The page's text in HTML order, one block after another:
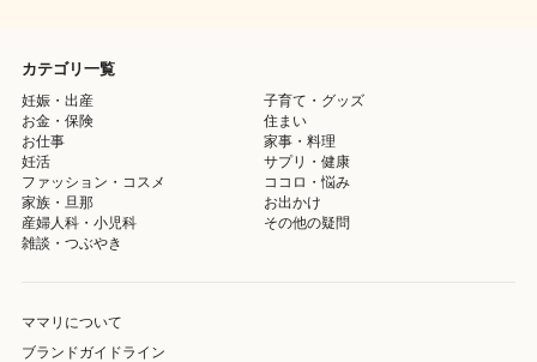
カテゴリ一覧
妊娠・出産
子育て・グッズ
お金・保険
住まい
お仕事
家事・料理
妊活
サプリ・健康
ファッション・コスメ
ココロ・悩み
家族・旦那
お出かけ
産婦人科・小児科
その他の疑問
雑談・つぶやき
ママリについて
ブランドガイドライン